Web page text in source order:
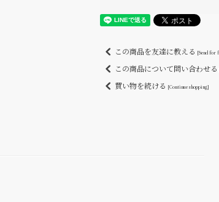
この商品を友達に教える [Send for
この商品について問い合わせる
買い物を続ける [Continue shopping]